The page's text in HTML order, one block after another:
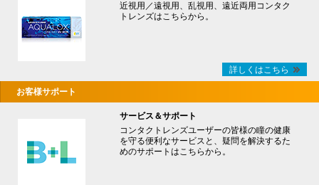
近視用／遠視用、乱視用、遠近両用コンタク
トレンズはこちらから。
詳しくはこちら
お客様サポート
サービス＆サポート
コンタクトレンズユーザーの皆様の瞳の健康
を守る便利なサービスと、疑問を解決するた
めのサポートはこちらから。